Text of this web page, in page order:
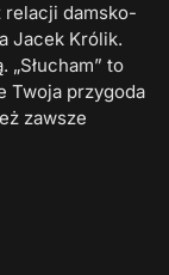
damsko-
Jacek Królik.
„Słucham” to
Twoja przygoda
zawsze